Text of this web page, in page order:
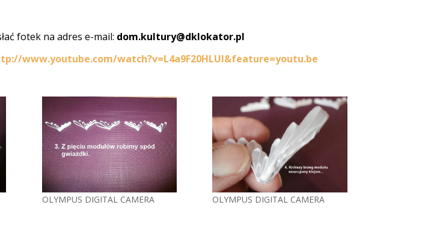
fotek na adres e-mail: dom.kultury@dklokator.pl
www.youtube.com/watch?v=L4a9F20HLUI&feature=youtu.be
OLYMPUS DIGITAL CAMERA OLYMPUS DIGITAL CAMERA